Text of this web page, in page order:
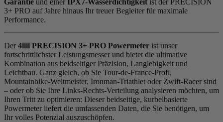
3+ PRO auf Jahre hinaus Ihr treuer Begleiter für maximale
Performance.
Der 4iiii PRECISION 3+ PRO Powermeter ist unser
fortschrittlichster Leistungsmesser und bietet die ultimative
Kombination aus beidseitiger Präzision, Langlebigkeit und
Leichtbau. Ganz gleich, ob Sie Tour-de-France-Profi,
Mountainbike-Weltmeister, Ironman-Triathlet oder Zwift-Racer sind
– oder ob Sie Ihre Links-Rechts-Verteilung analysieren möchten, um
Ihren Tritt zu optimieren: Dieser beidseitige, kurbelbasierte
Powermeter liefert die umfassenden Daten, die Sie benötigen, um
Ihr volles Potenzial auszuschöpfen.